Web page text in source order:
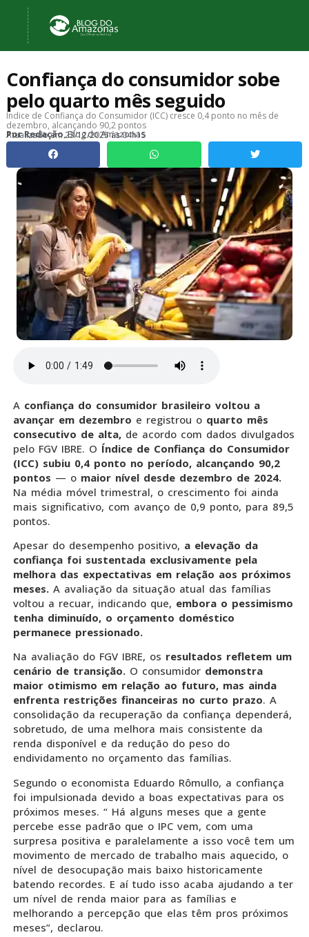
Confiança do consumidor sobe
pelo quarto mês seguido
Índice de Confiança do Consumidor (ICC) cresce 0,4 ponto no mês de
dezembro, alcançando 90,2 pontos
PorRedação, Blog do Amazonas
Atualizado em23/12/2025 às 04h15
A confiança do consumidor brasileiro voltou a
avançar em dezembro e registrou o quarto mês
consecutivo de alta, de acordo com dados divulgados
pelo FGV IBRE. O Índice de Confiança do Consumidor
(ICC) subiu 0,4 ponto no período, alcançando 90,2
pontos — o maior nível desde dezembro de 2024.
Na média móvel trimestral, o crescimento foi ainda
mais significativo, com avanço de 0,9 ponto, para 89,5
pontos.
Apesar do desempenho positivo, a elevação da
confiança foi sustentada exclusivamente pela
melhora das expectativas em relação aos próximos
meses. A avaliação da situação atual das famílias
voltou a recuar, indicando que, embora o pessimismo
tenha diminuído, o orçamento doméstico
permanece pressionado.
Na avaliação do FGV IBRE, os resultados refletem um
cenário de transição. O consumidor demonstra
maior otimismo em relação ao futuro, mas ainda
enfrenta restrições financeiras no curto prazo. A
consolidação da recuperação da confiança dependerá,
sobretudo, de uma melhora mais consistente da
renda disponível e da redução do peso do
endividamento no orçamento das famílias.
Segundo o economista Eduardo Rômullo, a confiança
foi impulsionada devido a boas expectativas para os
próximos meses. “ Há alguns meses que a gente
percebe esse padrão que o IPC vem, com uma
surpresa positiva e paralelamente a isso você tem um
movimento de mercado de trabalho mais aquecido, o
nível de desocupação mais baixo historicamente
batendo recordes. E aí tudo isso acaba ajudando a ter
um nível de renda maior para as famílias e
melhorando a percepção que elas têm pros próximos
meses”, declarou.